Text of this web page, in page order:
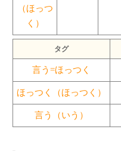
（ほっつ
く）
タグ
言う=ほっつく
ほっつく（ほっつく）
言う（いう）